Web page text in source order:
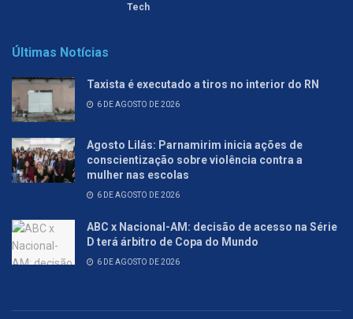
Tech
Últimas Notícias
Taxista é executado a tiros no interior do RN
6 DE AGOSTO DE 2026
Agosto Lilás: Parnamirim inicia ações de
conscientização sobre violência contra a
mulher nas escolas
6 DE AGOSTO DE 2026
ABC x Nacional-AM: decisão de acesso na Série
D terá árbitro de Copa do Mundo
6 DE AGOSTO DE 2026